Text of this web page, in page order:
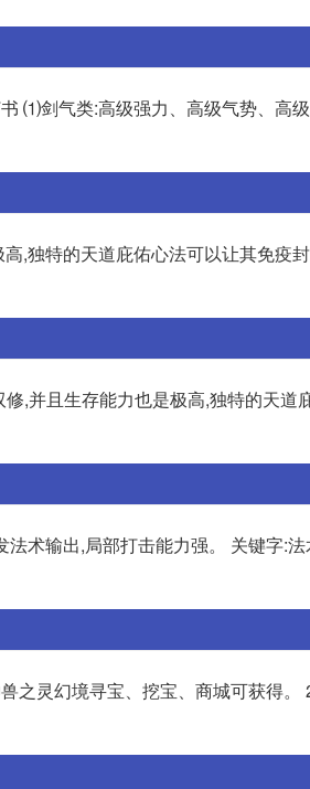
⑴剑气类:高级强力、高级气势、高
,独特的天道庇佑心法可以让其免疫
,并且生存能力也是极高,独特的天
术输出,局部打击能力强。 关键字:法
之灵幻境寻宝、挖宝、商城可获得